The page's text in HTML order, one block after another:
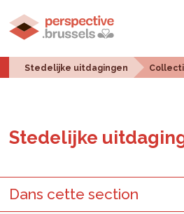
Stedelijke uitdagingen
Ste­de­lij­ke
Dans cette section